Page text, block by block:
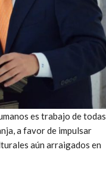
es trabajo de todas
a favor de impulsar
aún arraigados en